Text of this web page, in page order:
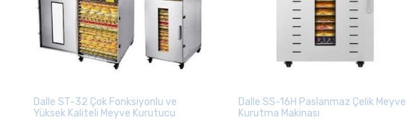
Dalle ST-32 Çok Fonksiyonlu ve
Yüksek Kaliteli Meyve Kurutucu
Dalle SS-16H Paslanmaz Çelik Meyve
Kurutma Makinası